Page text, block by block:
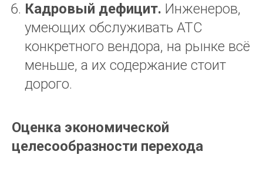
Кадровый дефицит. Инженеров,
умеющих обслуживать АТС
конкретного вендора, на рынке всё
меньше, а их содержание стоит
дорого.
Оценка экономической
целесообразности перехода